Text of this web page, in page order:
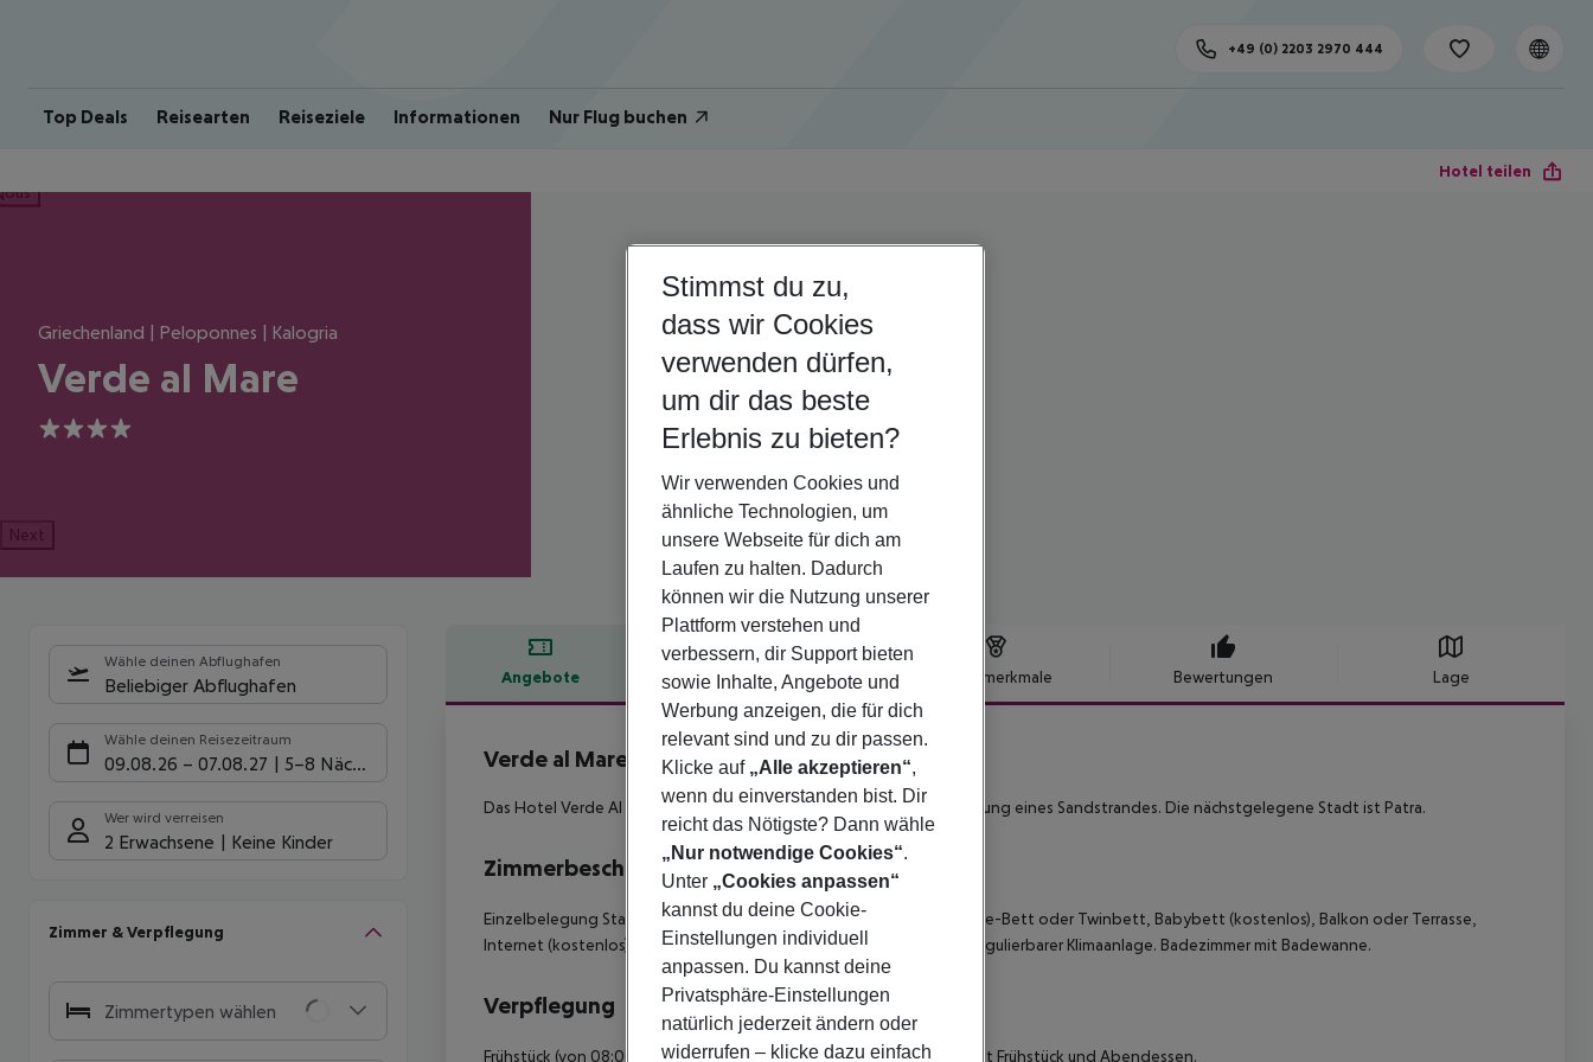
Top Deals Reisearten Reiseziele Informationen Nur Flug buchen
+49 (0) 2203 2970 444
Hotel teilen
Griechenland | Peloponnes | Kalogria
Verde al Mare
4
Next
Wähle deinen Abflughafen
Beliebiger Abflughafen
Wähle deinen Reisezeitraum
09.08.26 – 07.08.27 5-8 Nächte
Wer wird verreisen
2 Erwachsene Keine Kinder
Zimmer & Verpflegung
Zimmertypen wählen
Angebote Hotelbeschreibung Hotelmerkmale Bewertungen Lage
Hotelbeschreibung
Verde al Mare
Das Hotel Verde Al Mare Boutique Hotel befindet sich in der Umgebung eines Sandstrandes. Die nächstgelegene Stadt ist Patra.
Zimmerbeschreibung
Einzelbelegung Standard Zimmer (Balkon oder Terrasse): Mit King-Size-Bett oder Twinbett, Babybett (kostenlos), Balkon oder Terrasse,
Internet (kostenlos), Safe (kostenlos) und Sat-TV sowie individuell regulierbarer Klimaanlage. Badezimmer mit Badewanne.
Verpflegung
Frühstück (von 08:00 - 10:30 Uhr) vom Buffet. Halbpension beinhaltet Frühstück und Abendessen.
Stimmst du zu,
dass wir Cookies
verwenden dürfen,
um dir das beste
Erlebnis zu bieten?
Wir verwenden Cookies und
ähnliche Technologien, um
unsere Webseite für dich am
Laufen zu halten. Dadurch
können wir die Nutzung unserer
Plattform verstehen und
verbessern, dir Support bieten
sowie Inhalte, Angebote und
Werbung anzeigen, die für dich
relevant sind und zu dir passen.
Klicke auf „Alle akzeptieren“,
wenn du einverstanden bist. Dir
reicht das Nötigste? Dann wähle
„Nur notwendige Cookies“.
Unter „Cookies anpassen“
kannst du deine Cookie-
Einstellungen individuell
anpassen. Du kannst deine
Privatsphäre-Einstellungen
natürlich jederzeit ändern oder
widerrufen – klicke dazu einfach